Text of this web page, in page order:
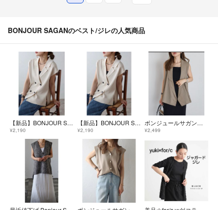
BONJOUR SAGANのベスト/ジレの人気商品
【新品】BONJOUR SAGAN ラペルカラーニットベスト／キナリ
¥2,190
【新品】BONJOUR SAGAN ラペルカラーニットベスト／キナリ
¥2,190
ボンジュールサガン カシュクールシアーベスト LIGHT-COCOA
¥2,499